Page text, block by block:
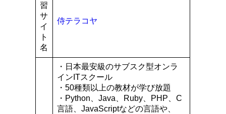
習
サ
イ
ト
名
侍テラコヤ
・日本最安級のサブスク型オンラ
インITスクール
・50種類以上の教材が学び放題
・Python、Java、Ruby、PHP、C
言語、JavaScriptなどの言語や、